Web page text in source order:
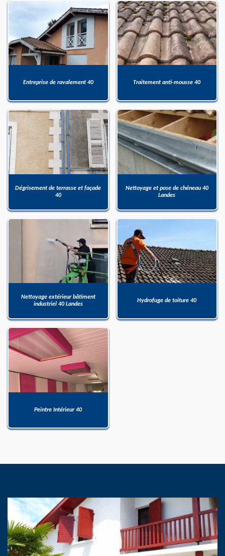
Entreprise de ravalement 40 Traitement anti-mousse 40
Dégrisement de terrasse et façade
40
Nettoyage et pose de chéneau 40
Landes
Nettoyage extérieur bâtiment
industriel 40 Landes
Hydrofuge de toiture 40
Peintre Intérieur 40